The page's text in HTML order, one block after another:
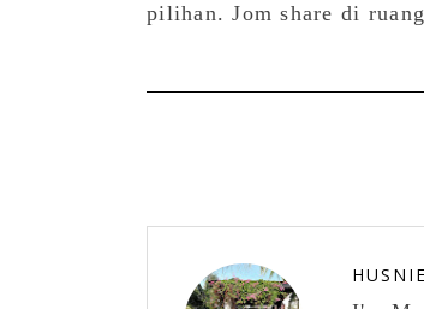
pilihan.Jom share di